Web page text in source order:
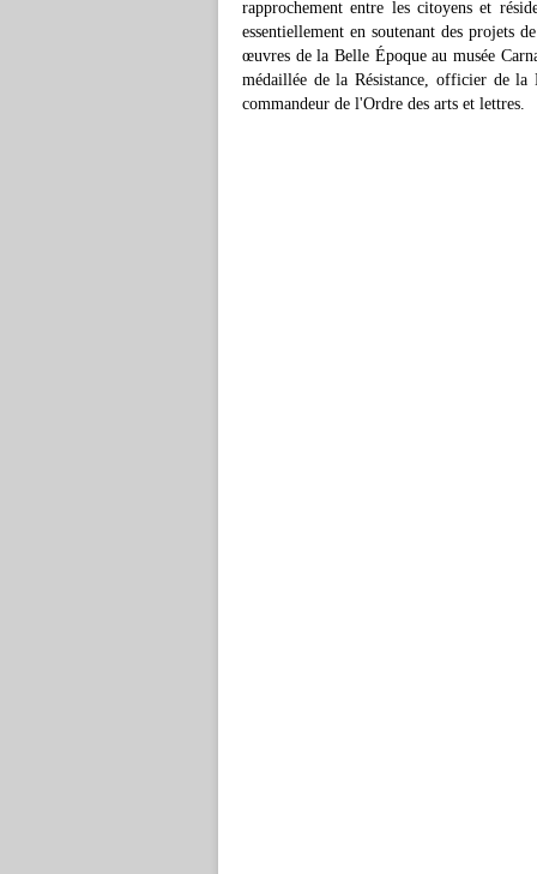
rapprochement entre les citoyens et
essentiellement en soutenant des projets
œuvres de la Belle Époque au musée
médaillée de la Résistance, officier de
commandeur de l'Ordre des arts et lettres.